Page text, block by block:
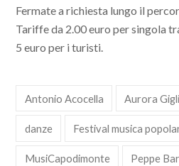
Fermate a richiesta lungo il
Tariffe da 2.00 euro per singola
5 euro per i turisti.
Antonio Acocella Aurora
danze Festival musica
MusiCapodimonte Peppe